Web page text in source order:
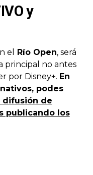
y
el Río Open, será
principal no antes
por Disney+. En
podes
difusión de
publicando los